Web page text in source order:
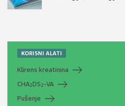
KORISNI ALATI
Klirens kreatinina
CHA2DS2-VA
Pušenje